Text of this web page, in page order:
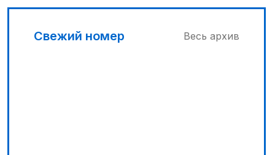
01:36
Свежий номер Весь архив